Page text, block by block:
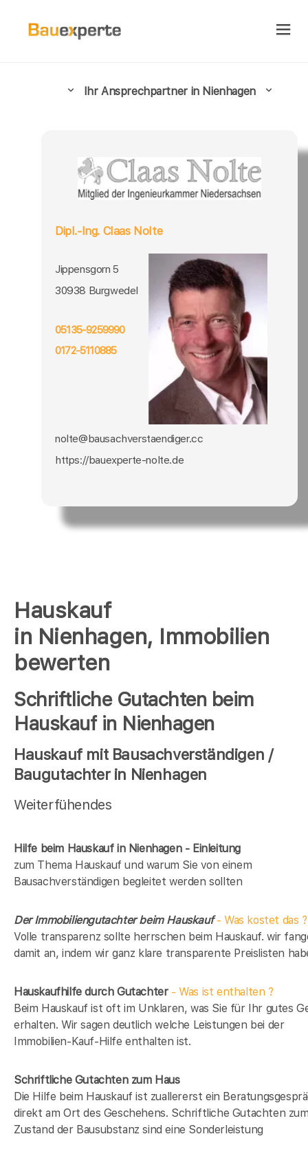
Hauskauf
in Nienhagen, Immobilien
bewerten
Schriftliche Gutachten beim
Hauskauf in Nienhagen
Hauskauf mit Bausachverständigen /
Baugutachter in Nienhagen
Weiterfühendes
Hilfe beim Hauskauf in Nienhagen - Einleitung
zum Thema Hauskauf und warum Sie von einem
Bausachverständigen begleitet werden sollten
Der Immobiliengutachter beim Hauskauf- Was kostet das ?
Volle transparenz sollte herrschen beim Hauskauf. wir
damit an, indem wir ganz klare transparente Preislisten
Hauskaufhilfe durch Gutachter- Was ist enthalten ?
Beim Hauskauf ist oft im Unklaren, was Sie für Ihr gutes
erhalten. Wir sagen deutlich welche Leistungen bei der
Immobilien-Kauf-Hilfe enthalten ist.
Schriftliche Gutachten zum Haus
Die Hilfe beim Hauskauf ist zuallererst ein
direkt am Ort des Geschehens. Schriftliche Gutachten
Zustand der Bausubstanz sind eine Sonderleistung
Ihr Ansprechpartner in Nienhagen
Dipl.-Ing. Claas Nolte
Jippensgorn 5
30938 Burgwedel
05135-9259990
0172-5110885
nolte@bausachverstaendiger.cc
https://bauexperte-nolte.de